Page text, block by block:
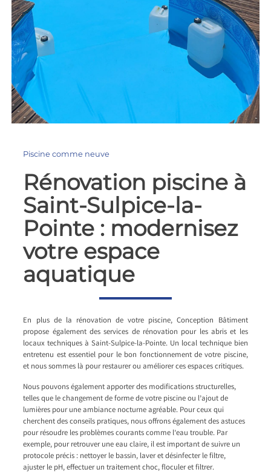
Piscine comme neuve
Rénovation piscine à
Saint-Sulpice-la-
Pointe : modernisez
votre espace
aquatique
En plus de la rénovation de votre piscine, Conception Bâtiment
propose également des services de rénovation pour les abris et les
locaux techniques à Saint-Sulpice-la-Pointe. Un local technique bien
entretenu est essentiel pour le bon fonctionnement de votre piscine,
et nous sommes là pour restaurer ou améliorer ces espaces critiques.
Nous pouvons également apporter des modifications structurelles,
telles que le changement de forme de votre piscine ou l’ajout de
lumières pour une ambiance nocturne agréable. Pour ceux qui
cherchent des conseils pratiques, nous offrons également des astuces
pour résoudre les problèmes courants comme l’eau trouble. Par
exemple, pour retrouver une eau claire, il est important de suivre un
protocole précis : nettoyer le bassin, laver et désinfecter le filtre,
ajuster le pH, effectuer un traitement choc, floculer et filtrer.